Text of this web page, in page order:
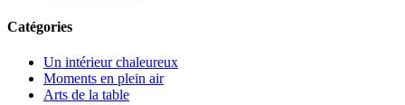
Catégories
Un intérieur chaleureux
Moments en plein air
Arts de la table